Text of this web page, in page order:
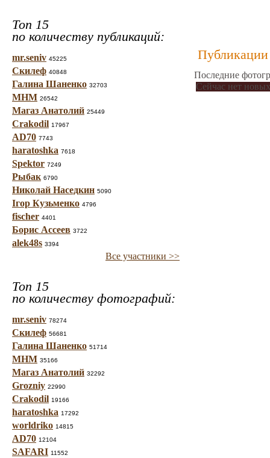
Топ 15
по количеству публикаций:
mr.seniv 45225
Скилеф 40848
Галина Шаненко 32703
МНМ 26542
Магаз Анатолий 25449
Crakodil 17967
AD70 7743
haratoshka 7618
Spektor 7249
Рыбак 6790
Николай Наседкин 5090
Ігор Кузьменко 4796
fischer 4401
Борис Ассеев 3722
alek48s 3394
Все участники >>
Топ 15
по количеству фотографий:
mr.seniv 78274
Скилеф 56681
Галина Шаненко 51714
МНМ 35166
Магаз Анатолий 32292
Grozniy 22990
Crakodil 19166
haratoshka 17292
worldriko 14815
AD70 12104
SAFARI 11552
Публикации
Последние
Сейчас нет